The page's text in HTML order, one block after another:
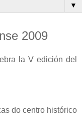
▼
2009
la V edición del
do centro histórico